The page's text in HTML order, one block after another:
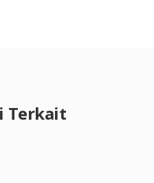
Terkait